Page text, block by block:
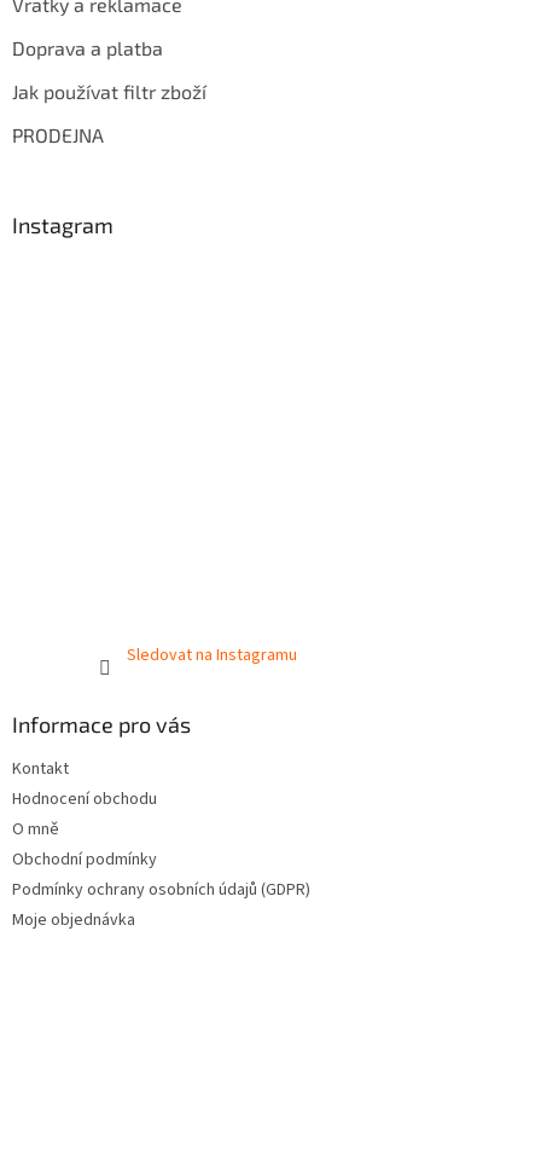
Doprava a platba
Jak používat filtr zboží
PRODEJNA
Instagram
Sledovat na Instagramu
Informace pro vás
Kontakt
Hodnocení obchodu
O mně
Obchodní podmínky
Podmínky ochrany osobních údajů (GDPR)
Moje objednávka